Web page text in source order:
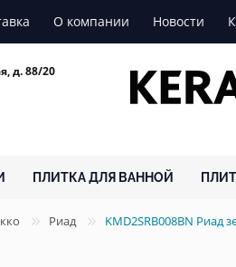
О компании Новости
д. 88/20
ПЛИТКА ДЛЯ ВАННОЙ
Риад KMD2SRB008BN